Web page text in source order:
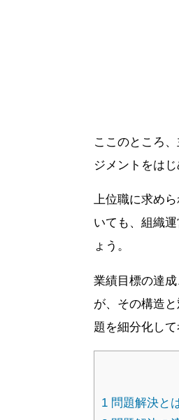
ここのところ
ジメントをは
上位職に求め
いても、組織
ょう。
業績目標の達
が、その構造
題を細分化して
1 問題解決と